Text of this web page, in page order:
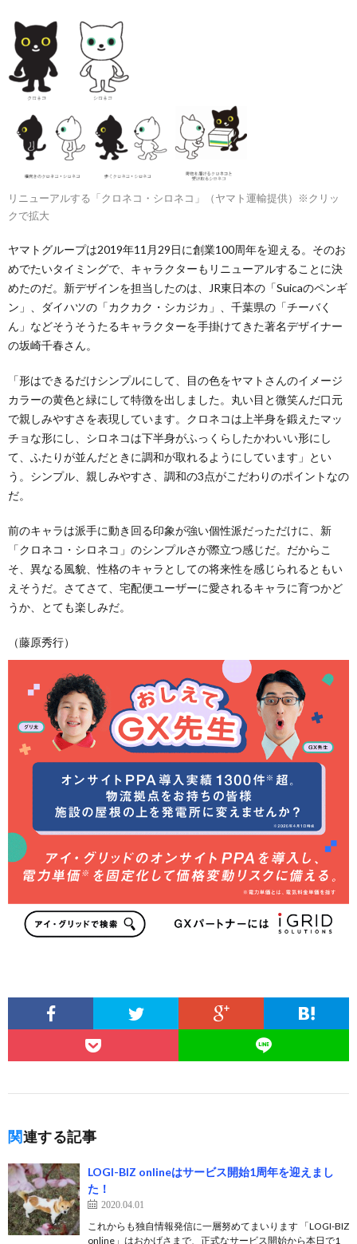
リニューアルする「クロネコ・シロネコ」（ヤマト運輸提供）※クリッ
クで拡大
ヤマトグループは2019年11月29日に創業100周年を迎える。そのお
めでたいタイミングで、キャラクターもリニューアルすることに決
めたのだ。新デザインを担当したのは、JR東日本の「Suicaのペンギ
ン」、ダイハツの「カクカク・シカジカ」、千葉県の「チーバく
ん」などそうそうたるキャラクターを手掛けてきた著名デザイナー
の坂崎千春さん。
「形はできるだけシンプルにして、目の色をヤマトさんのイメージ
カラーの黄色と緑にして特徴を出しました。丸い目と微笑んだ口元
で親しみやすさを表現しています。クロネコは上半身を鍛えたマッ
チョな形にし、シロネコは下半身がふっくらしたかわいい形にし
て、ふたりが並んだときに調和が取れるようにしています」とい
う。シンプル、親しみやすさ、調和の3点がこだわりのポイントなの
だ。
前のキャラは派手に動き回る印象が強い個性派だっただけに、新
「クロネコ・シロネコ」のシンプルさが際立つ感じだ。だからこ
そ、異なる風貌、性格のキャラとしての将来性を感じられるともい
えそうだ。さてさて、宅配便ユーザーに愛されるキャラに育つかど
うか、とても楽しみだ。
（藤原秀行）
関連する記事
LOGI-BIZ onlineはサービス開始1周年を迎えまし
た！
2020.04.01
これからも独自情報発信に一層努めてまいります 「LOGI-BIZ
online」はおかげさまで、正式なサービス開始から本日で1